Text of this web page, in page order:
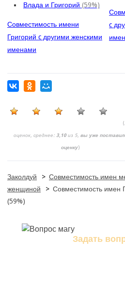
Влада и Григорий (59%)
Совместимость имени
Григорий c другими женскими
именами
c
(
оценок, среднее: 3,10из 5, вы уже
оценку)
Заколдуй > Совместимость имен
женщиной
> Совместимость имен
(59%)
Задать